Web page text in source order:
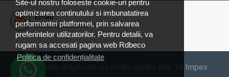
Site-ul nostru foloseste cookie-uri pentru
optimizarea continutului si imbunatatirea
performantei platformei, prin salvarea
preferintelor utilizatorilor. Pentru detalii, va
rugam sa accesati pagina web Rdbeco
Politica de confidențialitate
Email
contact@rdbeco.ro
© 2025 Toate drepturile rezervate pentru Rac 74 Impex